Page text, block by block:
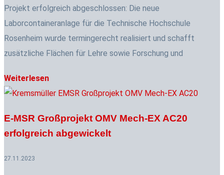
Projekt erfolgreich abgeschlossen: Die neue
Laborcontaineranlage für die Technische Hochschule
Rosenheim wurde termingerecht realisiert und schafft
zusätzliche Flächen für Lehre sowie Forschung und
Weiterlesen
E-MSR Großprojekt OMV Mech-EX AC20
erfolgreich abgewickelt
27.11.2023